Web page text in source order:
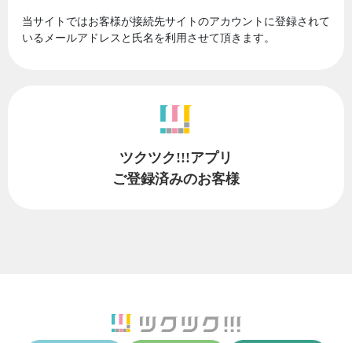
当サイトではお客様が接続先サイトのアカウントに登録されて
いるメールアドレスと氏名を利用させて頂きます。
ツクツク!!!アプリ
ご登録済みのお客様